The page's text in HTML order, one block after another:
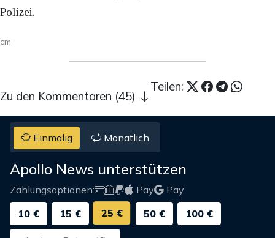
Polizei.
cm
Teilen:
Zu den Kommentaren (45)
Einmalig Monatlich
Apollo News unterstützen
Zahlungsoptionen: Pay
Pay
10 €
15 € 25 € 50 € 100 €